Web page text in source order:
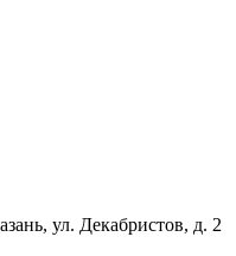
ул. Декабристов, д. 2